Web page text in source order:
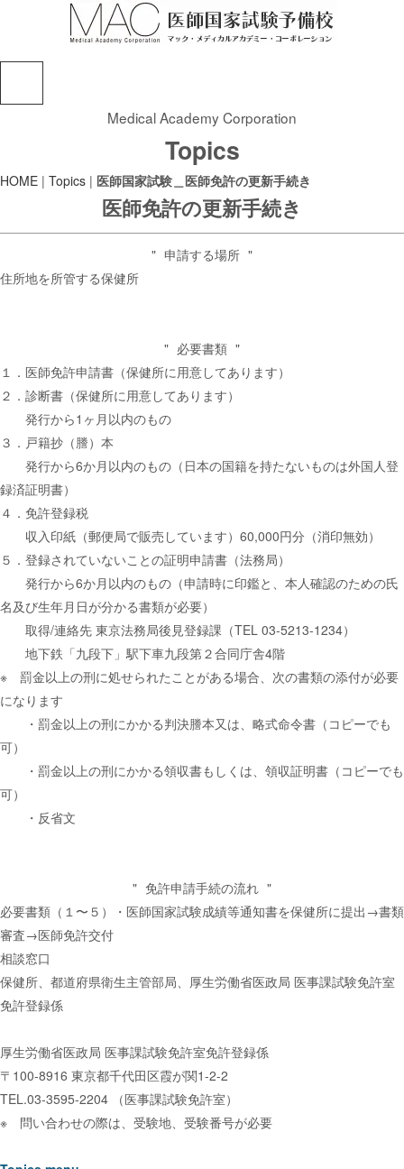
Medical Academy Corporation
Topics
HOME | Topics | 医師国家試験＿医師免許の更新手続き
医師免許の更新手続き
申請する場所
住所地を所管する保健所
必要書類
１．医師免許申請書（保健所に用意してあります）
２．診断書（保健所に用意してあります）
発行から1ヶ月以内のもの
３．戸籍抄（謄）本
発行から6か月以内のもの（日本の国籍を持たないものは外国人登
録済証明書）
４．免許登録税
収入印紙（郵便局で販売しています）60,000円分（消印無効）
５．登録されていないことの証明申請書（法務局）
発行から6か月以内のもの（申請時に印鑑と、本人確認のための氏
名及び生年月日が分かる書類が必要）
取得/連絡先 東京法務局後見登録課（TEL 03-5213-1234）
地下鉄「九段下」駅下車九段第２合同庁舎4階
※ 罰金以上の刑に処せられたことがある場合、次の書類の添付が必要
になります
・罰金以上の刑にかかる判決謄本又は、略式命令書（コピーでも
可）
・罰金以上の刑にかかる領収書もしくは、領収証明書（コピーでも
可）
・反省文
免許申請手続の流れ
必要書類（１〜５）・医師国家試験成績等通知書を保健所に提出→書類
審査→医師免許交付
相談窓口
保健所、都道府県衛生主管部局、厚生労働省医政局 医事課試験免許室
免許登録係
厚生労働省医政局 医事課試験免許室免許登録係
〒100-8916 東京都千代田区霞が関1-2-2
TEL.03-3595-2204 （医事課試験免許室）
※ 問い合わせの際は、受験地、受験番号が必要